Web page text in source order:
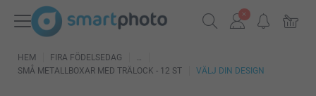
HEM
FIRA FÖDELSEDAG
SMÅ METALLBOXAR MED TRÄLOCK - 12 ST
VÄLJ DIN DESIGN